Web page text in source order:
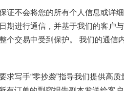
证不会将您的所有个人信息或详
期进行通信，并基于我们的客户
个交易中受到保护。 我们的通
求写手“零抄袭”指导我们提供高